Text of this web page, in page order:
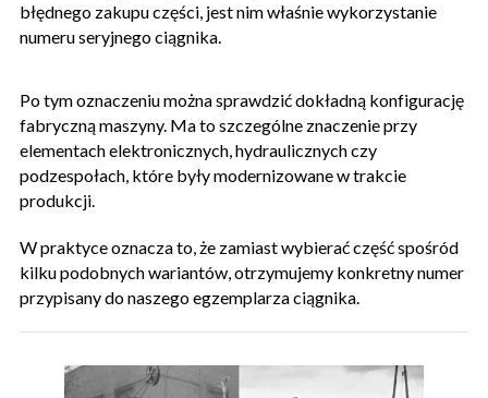
błędnego zakupu części, jest nim właśnie wykorzystanie
numeru seryjnego ciągnika.
Po tym oznaczeniu można sprawdzić dokładną konfigurację
fabryczną maszyny. Ma to szczególne znaczenie przy
elementach elektronicznych, hydraulicznych czy
podzespołach, które były modernizowane w trakcie
produkcji.
W praktyce oznacza to, że zamiast wybierać część spośród
kilku podobnych wariantów, otrzymujemy konkretny numer
przypisany do naszego egzemplarza ciągnika.